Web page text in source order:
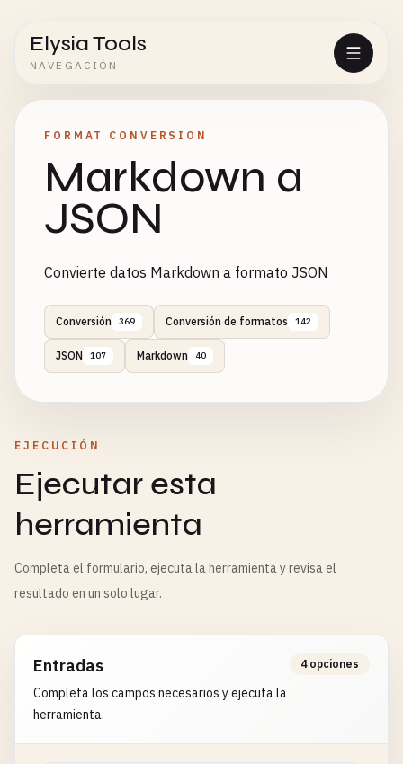
Elysia Tools
NAVEGACIÓN
FORMAT CONVERSION
Markdown a
JSON
Convierte datos Markdown a formato JSON
Conversión 369 Conversión de formatos 142
JSON 107 Markdown 40
EJECUCIÓN
Ejecutar esta
herramienta
Completa el formulario, ejecuta la herramienta y revisa el
resultado en un solo lugar.
Entradas
Completa los campos necesarios y ejecuta la
herramienta.
4 opciones